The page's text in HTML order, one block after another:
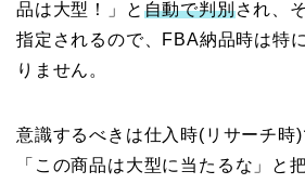
品は大型！」と 自動で判別され、
指定されるので、FBA納品時は特
りません。
意識するべきは仕入時(リサーチ時)
「この商品は大型に当たるな」と